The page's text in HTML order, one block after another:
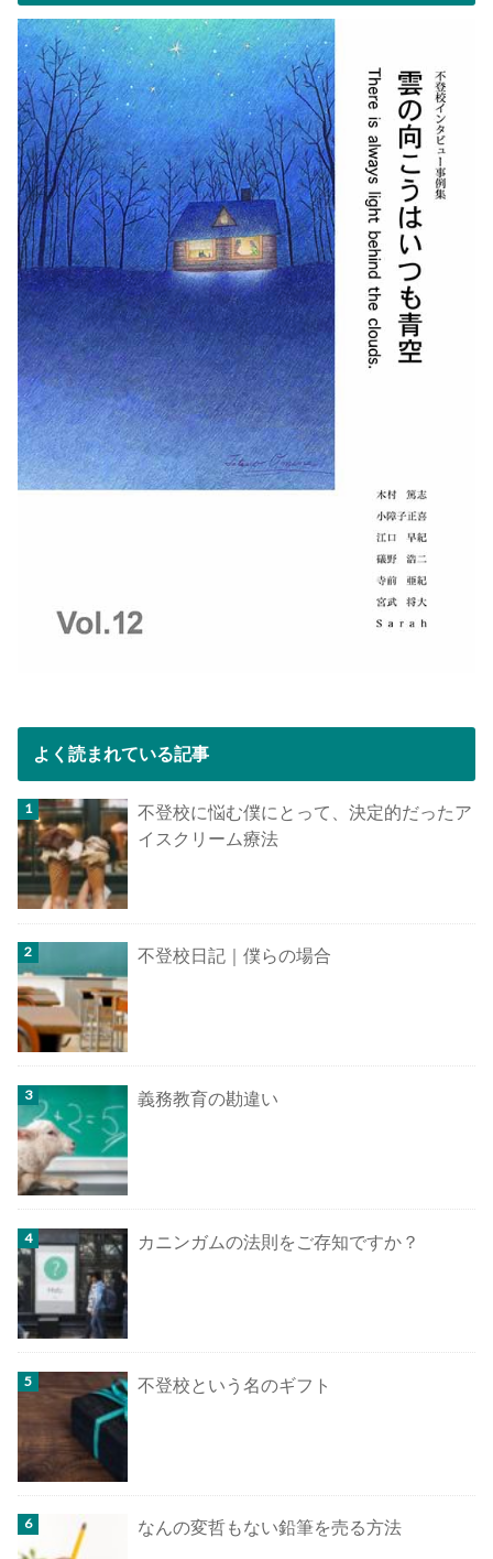
よく読まれている記事
不登校に悩む僕にとって、決定的だったア
イスクリーム療法
不登校日記｜僕らの場合
義務教育の勘違い
カニンガムの法則をご存知ですか？
不登校という名のギフト
なんの変哲もない鉛筆を売る方法